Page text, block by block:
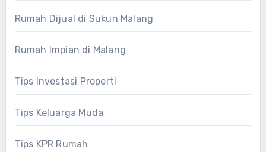
Rumah Dijual di Sukun Malang
Rumah Impian di Malang
Tips Investasi Properti
Tips Keluarga Muda
Tips KPR Rumah